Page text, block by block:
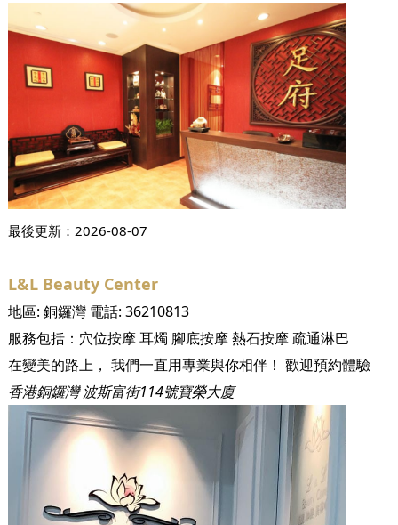
最後更新： 2026-08-07
L&L Beauty Center
地區: 銅鑼灣電話: 36210813
服務包括： 穴位按摩耳燭 腳底按摩熱石按摩疏通淋巴
在變美的路上， 我們一直用專業與你相伴！ 歡迎預約體驗
香港銅鑼灣 波斯富街114號寶榮大廈